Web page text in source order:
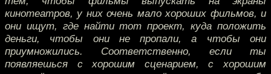
кинотеатров, у них очень мало хороших фильмов, и
они ищут, где найти тот проект, куда положить
деньги, чтобы они не пропали, а чтобы они
приумножились. Соответственно, если ты
появляешься с хорошим сценарием, с хорошим